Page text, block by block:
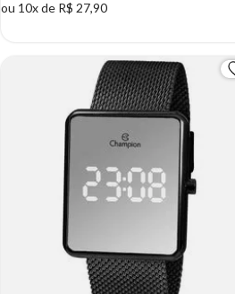
ou 10x de R$ 27,90